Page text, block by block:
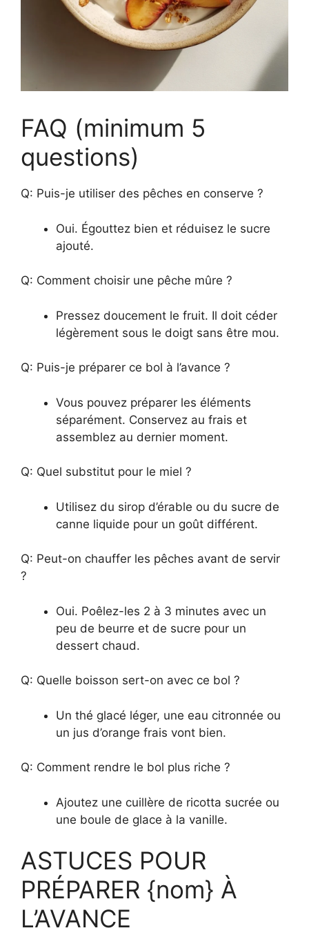
FAQ (minimum 5
questions)
Q: Puis-je utiliser des pêches en conserve ?
Oui. Égouttez bien et réduisez le sucre
ajouté.
Q: Comment choisir une pêche mûre ?
Pressez doucement le fruit. Il doit céder
légèrement sous le doigt sans être mou.
Q: Puis-je préparer ce bol à l’avance ?
Vous pouvez préparer les éléments
séparément. Conservez au frais et
assemblez au dernier moment.
Q: Quel substitut pour le miel ?
Utilisez du sirop d’érable ou du sucre de
canne liquide pour un goût différent.
Q: Peut-on chauffer les pêches avant de servir
?
Oui. Poêlez-les 2 à 3 minutes avec un
peu de beurre et de sucre pour un
dessert chaud.
Q: Quelle boisson sert-on avec ce bol ?
Un thé glacé léger, une eau citronnée ou
un jus d’orange frais vont bien.
Q: Comment rendre le bol plus riche ?
Ajoutez une cuillère de ricotta sucrée ou
une boule de glace à la vanille.
ASTUCES POUR
PRÉPARER {nom} À
L’AVANCE